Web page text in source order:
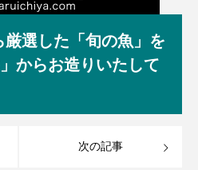
選した「旬の魚」を
からお造りいたして
次の記事